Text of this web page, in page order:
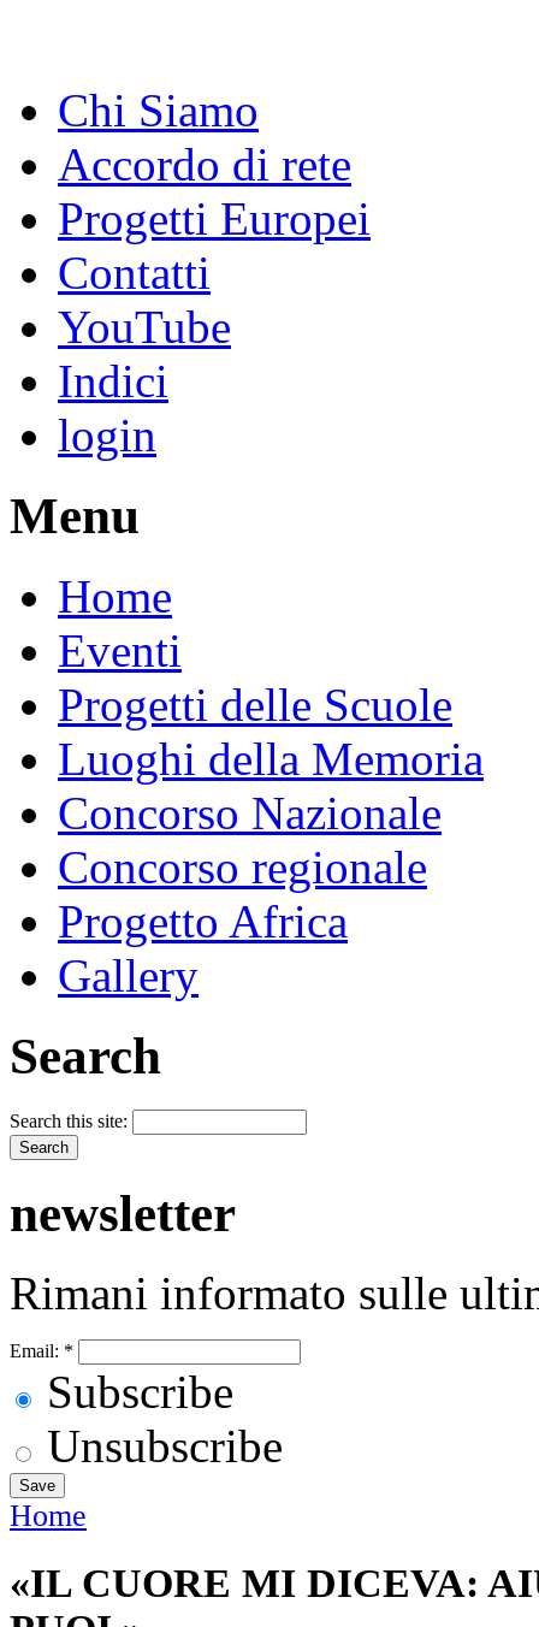
Chi Siamo
Accordo di rete
Progetti Europei
Contatti
YouTube
Indici
login
Menu
Home
Eventi
Progetti delle Scuole
Luoghi della Memoria
Concorso Nazionale
Concorso regionale
Progetto Africa
Gallery
Search
Search this site:
newsletter
Rimani informato sulle
Email: *
Subscribe
Unsubscribe
Home
«IL CUORE MI DICEVA: